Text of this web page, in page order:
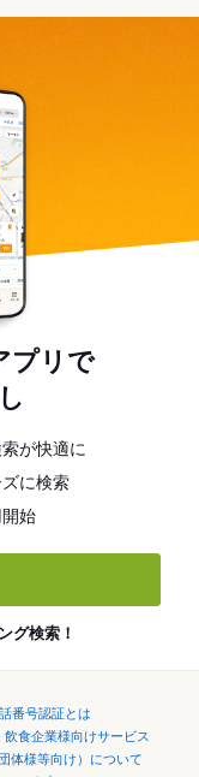
プリで
が快適に
に検索
始
グ検索！
番号認証とは
飲食企業様向けサービス
体様等向け）について